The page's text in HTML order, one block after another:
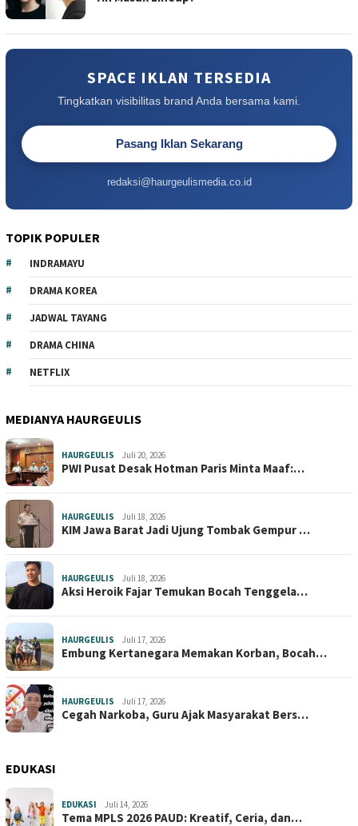
SPACE IKLAN TERSEDIA
Tingkatkan visibilitas brand Anda bersama kami.
Pasang Iklan Sekarang
redaksi@haurgeulismedia.co.id
TOPIK POPULER
INDRAMAYU
DRAMA KOREA
JADWAL TAYANG
DRAMA CHINA
NETFLIX
MEDIANYA HAURGEULIS
HAURGEULIS Juli 20, 2026
PWI Pusat Desak Hotman Paris Minta Maaf:…
HAURGEULIS Juli 18, 2026
KIM Jawa Barat Jadi Ujung Tombak Gempur …
HAURGEULIS Juli 18, 2026
Aksi Heroik Fajar Temukan Bocah Tenggela…
HAURGEULIS Juli 17, 2026
Embung Kertanegara Memakan Korban, Bocah…
HAURGEULIS Juli 17, 2026
Cegah Narkoba, Guru Ajak Masyarakat Bers…
EDUKASI
EDUKASI Juli 14, 2026
Tema MPLS 2026 PAUD: Kreatif, Ceria, dan…